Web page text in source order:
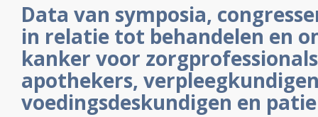
Data van symposia,
in relatie tot behandelen en
kanker voor
apothekers,
voedingsdeskundigen en